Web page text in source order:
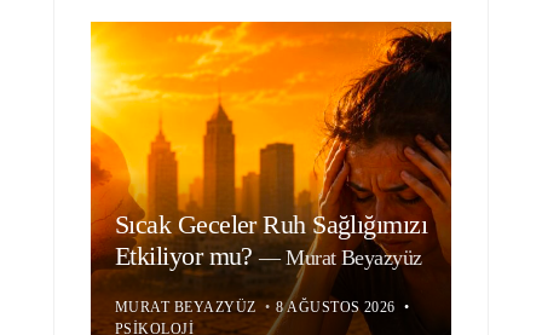
Sıcak Geceler Ruh Sağlığımızı
Etkiliyor mu?—Murat Beyazyüz
MURAT BEYAZYÜZ • 8 AĞUSTOS 2026 •
PSIKOLOJI